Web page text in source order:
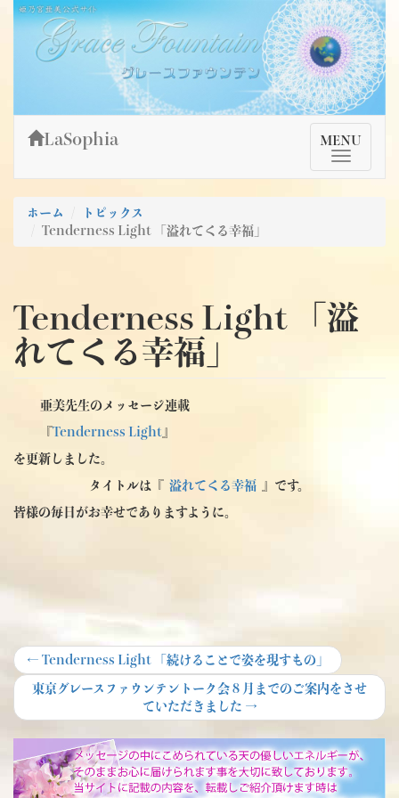
Skip
content
姫乃宮亜美公式サイト～Grace Fountain～
グレースファウンテン
TMenu
MENU
LaSophia
ホーム
トピックス
Tenderness Light 「溢れてくる幸福」
Tenderness Light 「溢
れてくる幸福」
亜美先生のメッセージ連載
Tenderness Light 』
を更新しました。
タイトルは『 溢れてくる幸福 』です。
皆様の毎日がお幸せでありますように。
投
稿
ナ
ビ
ゲ
← Previous
post:
Tenderness Light 「続けることで姿を現すもの」
Next
東京グレースファウンテントーク会８月までのご案内をさせ
ていただきました →